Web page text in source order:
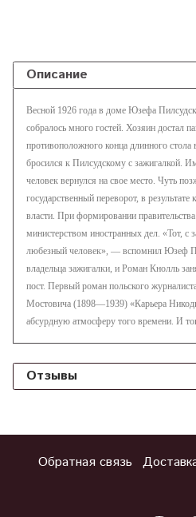
Описание
Весной 1926 года в доме Юзефа
собралось много гостей. Хозяин достал
противоположного конца длинного
бросился к Пилсудскому с зажигалкой.
человек вернулся на свое место. Чуть
государственный переворот, в
власти. При формировании
министерством иностранных дел. «Тот,
любезный человек», — вспомнил Юзеф
владельца зажигалки, и Роман Кнолль
пост. Первый роман польского
Мостовича (1898—1939) «Карьера
абсурдную атмосферу того времени. И
Отзывы
Обратная связь